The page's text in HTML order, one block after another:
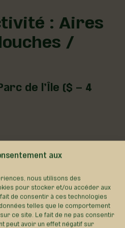
aux
nous utilisons des
pour stocker et/ou accéder aux
de consentir à ces technologies
telles que le comportement
ce site. Le fait de ne pas consentir
peut avoir un effet négatif sur
: Aires
/
de l’Île ($ – 4
Région de Lotbinière © 2026 -
Tous droits réservés |
Réalisation:Zonart
Communications
Politique de confidentialité